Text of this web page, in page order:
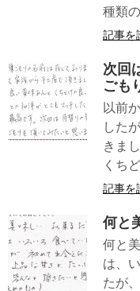
種類
記事を
次回
ごも
以前
した
きま
くち
記事を
何と
何と
は、
たが